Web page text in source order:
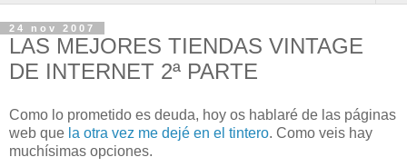
24 nov 2007
LAS MEJORES TIENDAS VINTAGE
DE INTERNET 2ª PARTE
Como lo prometido es deuda, hoy os hablaré de las páginas
web que la otra vez me dejé en el tintero. Como veis hay
muchísimas opciones.